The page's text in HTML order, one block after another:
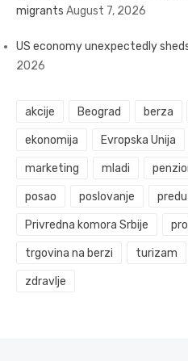
migrants August 7, 2026
US economy unexpectedly
2026
akcije Beograd berza
ekonomija Evropska Unija
marketing mladi
posao poslovanje
Privredna komora Srbije
trgovina na berzi turizam
zdravlje